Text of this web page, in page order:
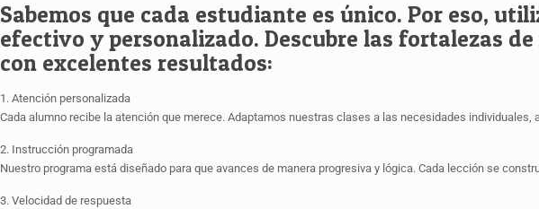
Sabemos que cada estudiante es único. Por eso,
efectivo y personalizado. Descubre las fortalezas
con excelentes resultados:
1. Atención personalizada
Cada alumno recibe la atención que merece. Adaptamos nuestras clases a las necesidades
2. Instrucción programada
Nuestro programa está diseñado para que avances de manera progresiva y lógica. Cada lección se
3. Velocidad de respuesta